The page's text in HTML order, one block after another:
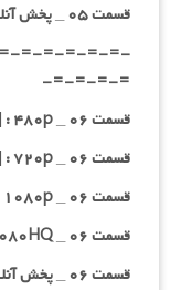
قسمت ۰۵ _ پخش آنلاین : | لینک مستقیم |
=-=-=-=-=-
=-=-=-=-
قسمت ۰۶ _ ۴۸۰p : | لینک مستقیم |
قسمت ۰۶ _ ۷۲۰p : | لینک مستقیم |
قسمت ۰۶ _ ۱۰۸۰p : | لینک مستقیم |
قسمت ۰۶ _ ۱۰۸۰HQ : | لینک مستقیم |
قسمت ۰۶ _ پخش آنلاین : | لینک مستقیم |